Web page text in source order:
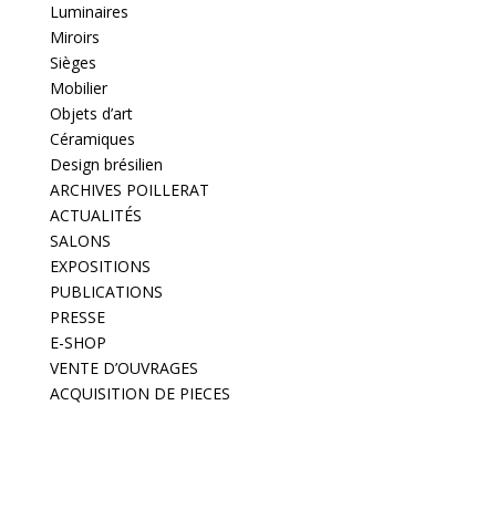
Luminaires
Miroirs
Sièges
Mobilier
Objets d’art
Céramiques
Design brésilien
ARCHIVES POILLERAT
ACTUALITÉS
SALONS
EXPOSITIONS
PUBLICATIONS
PRESSE
E-SHOP
VENTE D’OUVRAGES
ACQUISITION DE PIECES